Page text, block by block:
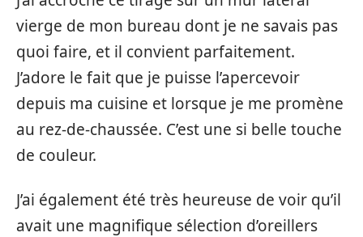
vierge de mon bureau dont je ne savais pas
quoi faire, et il convient parfaitement.
J’adore le fait que je puisse l’apercevoir
depuis ma cuisine et lorsque je me promène
au rez-de-chaussée. C’est une si belle touche
de couleur.
J’ai également été très heureuse de voir qu’il
avait une magnifique sélection d’oreillers